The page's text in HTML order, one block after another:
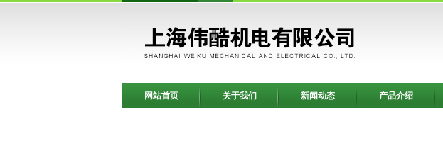
网站首页 关于我们 新闻动态 产品介绍